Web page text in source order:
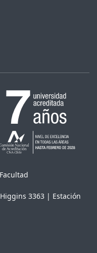
3363 | Estación